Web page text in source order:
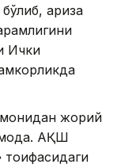
бўлиб, ариза
Ички
жорий
АҚШ
тоифасидаги